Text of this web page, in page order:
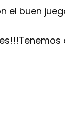
el buen